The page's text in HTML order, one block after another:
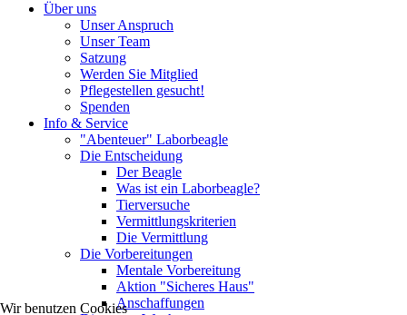
Über uns
Unser Anspruch
Unser Team
Satzung
Werden Sie Mitglied
Pflegestellen gesucht!
Spenden
Info & Service
"Abenteuer" Laborbeagle
Die Entscheidung
Der Beagle
Was ist ein Laborbeagle?
Tierversuche
Vermittlungskriterien
Die Vermittlung
Die Vorbereitungen
Mentale Vorbereitung
Aktion "Sicheres Haus"
Anschaffungen
Wir benutzen Cookies